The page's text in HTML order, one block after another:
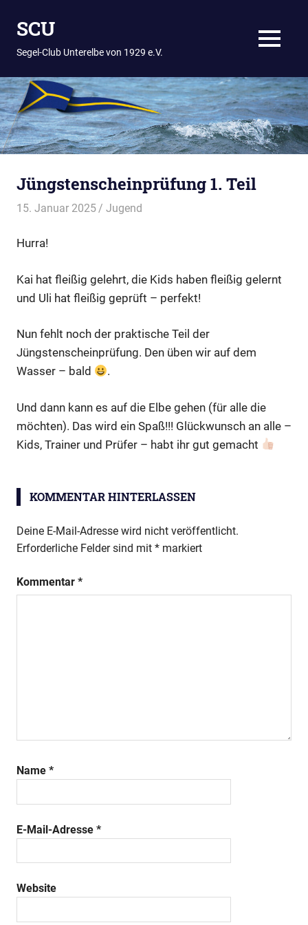
InhaltSCU
Segel-Club Unterelbe von 1929 e.V. MENÜ
Jüngstenscheinprüfung 1. Teil
15. Januar 2025 Thees
Jugend
Hurra!
Kai hat fleißig gelehrt, die Kids haben fleißig gelernt
und Uli hat fleißig geprüft – perfekt!
Nun fehlt noch der praktische Teil der
Jüngstenscheinprüfung. Den üben wir auf dem
Wasser – bald
.
Und dann kann es auf die Elbe gehen (für alle die
möchten). Das wird ein Spaß!!! Glückwunsch an alle –
Kids, Trainer und Prüfer – habt ihr gut gemacht
KOMMENTAR HINTERLASSEN
Deine E-Mail-Adresse wird nicht veröffentlicht.
Erforderliche Felder sind mit * markiert
Kommentar *
Name *
E-Mail-Adresse *
Website